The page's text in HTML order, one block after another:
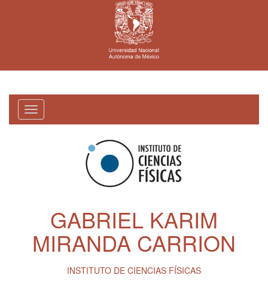
Toggle
navigation
GABRIEL KARIM
MIRANDA CARRION
INSTITUTO DE CIENCIAS FÍSICAS